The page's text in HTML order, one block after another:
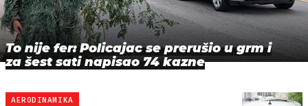
To nije fer: Policajac se prerušio u grm i
za šest sati napisao 74 kazne
AERODINAMIKA